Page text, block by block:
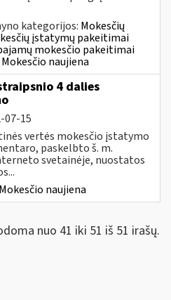
kategorijos: Mokesčių
įstatymų pakeitimai
mokesčio pakeitimai
Mokesčio naujiena
4 dalies
07-15
vertės mokesčio įstatymo
paskelbto š. m.
svetainėje, nuostatos
Mokesčio naujiena
nuo 41 iki 51 iš 51 irašų.